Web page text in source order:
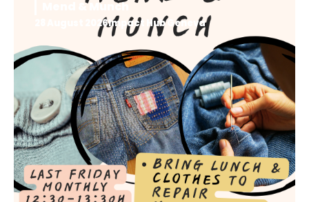
Mend & Munch
28 August 2026Impact Hub Geneva